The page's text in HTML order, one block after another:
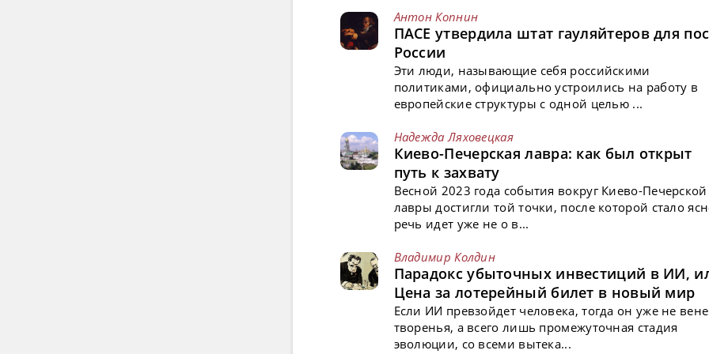
Антон Копнин
ПАСЕ утвердила штат гауляйтеров для
России
Эти люди, называющие себя российскими
политиками, официально устроились на работу в
европейские структуры с одной целью ...
Надежда Ляховецкая
Киево-Печерская лавра: как был открыт
путь к захвату
Весной 2023 года события вокруг Киево-Печерской
лавры достигли той точки, после которой стало
речь идет уже не о в...
Владимир Колдин
Парадокс убыточных инвестиций в ИИ,
Цена за лотерейный билет в новый мир
Если ИИ превзойдет человека, тогда он уже не
творенья, а всего лишь промежуточная стадия
эволюции, со всеми вытека...